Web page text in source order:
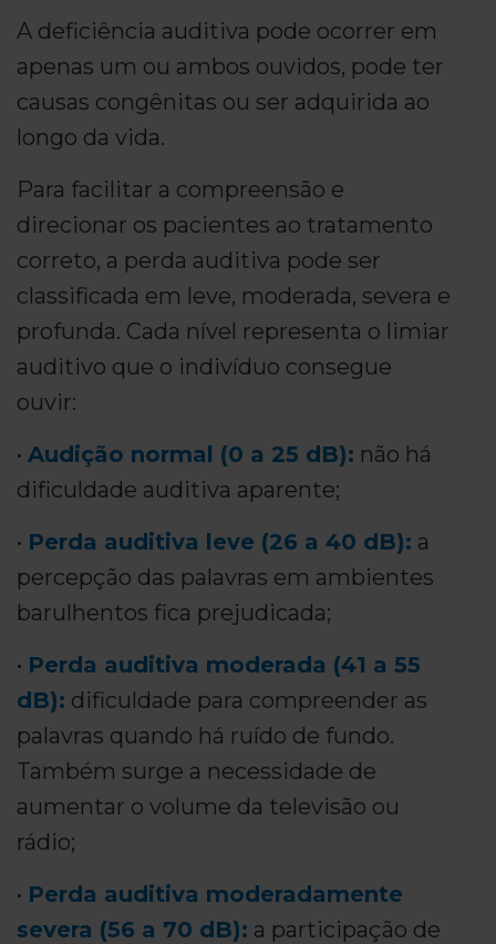
A deficiência auditiva pode ocorrer em
apenas um ou ambos ouvidos, pode ter
causas congênitas ou ser adquirida ao
longo da vida.
Para facilitar a compreensão e
direcionar os pacientes ao tratamento
correto, a perda auditiva pode ser
classificada em leve, moderada, severa e
profunda. Cada nível representa o limiar
auditivo que o indivíduo consegue
ouvir:
• Audição normal (0 a 25 dB): não há
dificuldade auditiva aparente;
• Perda auditiva leve (26 a 40 dB): a
percepção das palavras em ambientes
barulhentos fica prejudicada;
• Perda auditiva moderada (41 a 55
dB): dificuldade para compreender as
palavras quando há ruído de fundo.
Também surge a necessidade de
aumentar o volume da televisão ou
rádio;
• Perda auditiva moderadamente
severa (56 a 70 dB): a participação de